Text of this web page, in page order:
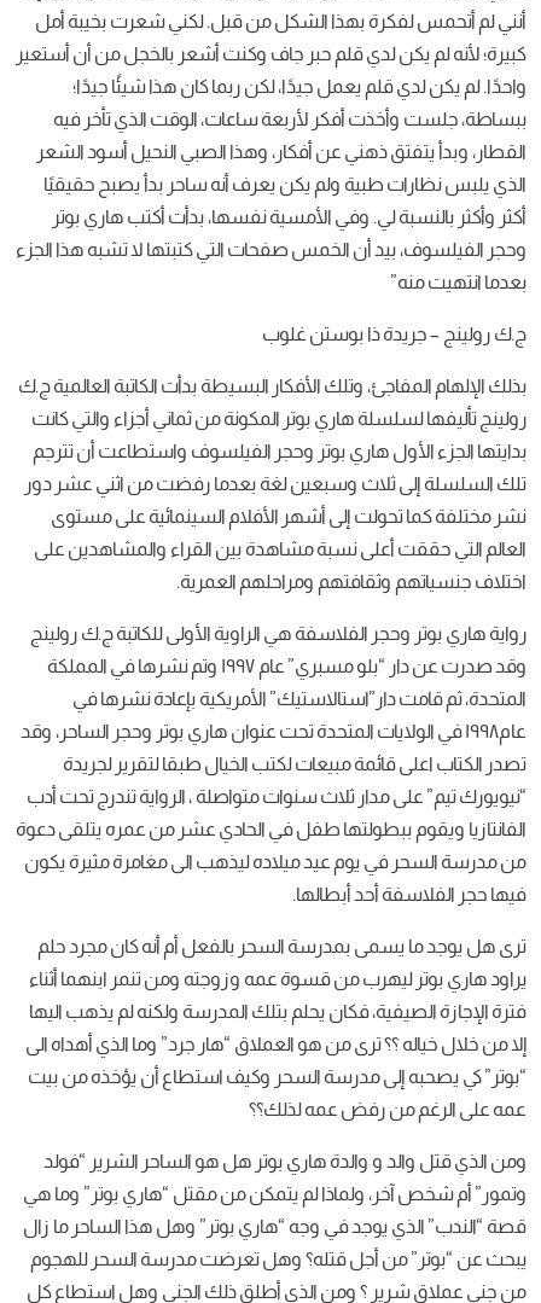
أنني لم أتحمس لفكرة بهذا الشكل من قبل. لكني شعرت بخيبة أمل
كبيرة؛ لأنه لم يكن لدي قلم حبر جاف وكنت أشعر بالخجل من أن أستعير
واحدًا. لم يكن لدي قلم يعمل جيدًا، لكن ربما كان هذا شيئًا جيدًا؛
ببساطة، جلست وأخذت أفكر لأربعة ساعات، الوقت الذي تأخر فيه
القطار، وبدأ يتفتق ذهني عن أفكار، وهذا الصبي النحيل أسود الشعر
الذي يلبس نظارات طبية ولم يكن يعرف أنه ساحر بدأ يصبح حقيقيًا
أكثر وأكثر بالنسبة لي. وفي الأمسية نفسها، بدأت أكتب هاري بوتر
وحجر الفيلسوف، بيد أن الخمس صفحات التي كتبتها لا تشبه هذا الجزء
بعدما انتهيت منه”
ج.ك رولينج – جريدة ذا بوستن غلوب
بذلك الإلهام المفاجئ، وتلك الأفكار البسيطة بدأت الكاتبة العالمية ج.ك
رولينج تأليفها لسلسلة هاري بوتر المكونة من ثماني أجزاء والتي كانت
بدايتها الجزء الأول هاري بوتر وحجر الفيلسوف واستطاعت أن تترجم
تلك السلسلة إلى ثلاث وسبعين لغة بعدما رفضت من اثني عشر دور
نشر مختلفة كما تحولت إلى أشهر الأفلام السينمائية على مستوى
العالم التي حققت أعلى نسبة مشاهدة بين القراء والمشاهدين على
اختلاف جنسياتهم وثقافتهم ومراحلهم العمرية.
رواية هاري بوتر وحجر الفلاسفة هي الراوية الأولى للكاتبة ج.ك رولينج
وقد صدرت عن دار “بلو مسبري” عام ١٩٩٧ وتم نشرها في المملكة
المتحدة، ثم قامت دار”استالاستيك” الأمريكية بإعادة نشرها في
عام١٩٩٨ في الولايات المتحدة تحت عنوان هاري بوتر وحجر الساحر، وقد
تصدر الكتاب اعلى قائمة مبيعات لكتب الخيال طبقا لتقرير لجريدة
“نيويورك تيم” على مدار ثلاث سنوات متواصلة ، الرواية تندرج تحت أدب
الفانتازيا ويقوم ببطولتها طفل في الحادي عشر من عمره يتلقى دعوة
من مدرسة السحر في يوم عيد ميلاده ليذهب الى مغامرة مثيرة يكون
فيها حجر الفلاسفة أحد أبطالها.
ترى هل يوجد ما يسمى بمدرسة السحر بالفعل أم أنه كان مجرد حلم
يراود هاري بوتر ليهرب من قسوة عمه وزوجته ومن تنمر ابنهما أثناء
فترة الإجازة الصيفية، فكان يحلم بتلك المدرسة ولكنه لم يذهب اليها
إلا من خلال خياله ؟؟ ترى من هو العملاق “هار جرد” وما الذي أهداه الى
“بوتر” كي يصحبه إلى مدرسة السحر وكيف استطاع أن يؤخذه من بيت
عمه على الرغم من رفض عمه لذلك؟؟
ومن الذي قتل والد و والدة هاري بوتر هل هو الساحر الشرير “فولد
وتمور” أم شخص آخر، ولماذا لم يتمكن من مقتل “هاري بوتر” وما هي
قصة “الندب” الذي يوجد في وجه “هاري بوتر” وهل هذا الساحر ما زال
يبحث عن “بوتر” من أجل قتله؟ وهل تعرضت مدرسة السحر للهجوم
من جني عملاق شرير ؟ ومن الذي أطلق ذلك الجني وهل استطاع كل